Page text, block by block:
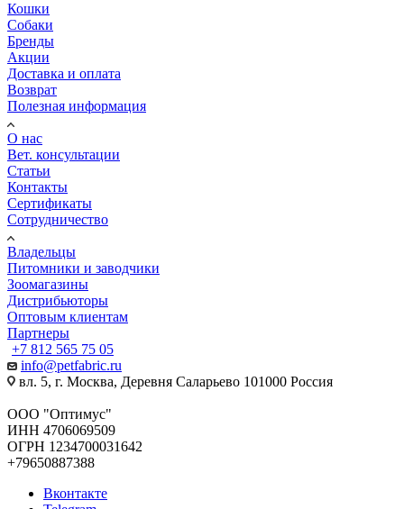
Кошки
Собаки
Бренды
Акции
Доставка и оплата
Возврат
Полезная информация
О нас
Вет. консультации
Статьи
Контакты
Сертификаты
Сотрудничество
Владельцы
Питомники и заводчики
Зоомагазины
Дистрибьюторы
Оптовым клиентам
Партнеры
+7 812 565 75 05
info@petfabric.ru
вл. 5, г. Москва, Деревня Саларьево 101000 Россия
ООО "Оптимус"
ИНН 4706069509
ОГРН 1234700031642
+79650887388
Вконтакте